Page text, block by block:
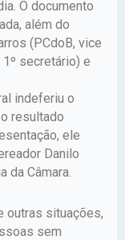
O documento
além do
(PCdoB, vice
secretário) e
indeferiu o
resultado
ele
Danilo
da Câmara.
outras situações,
sem